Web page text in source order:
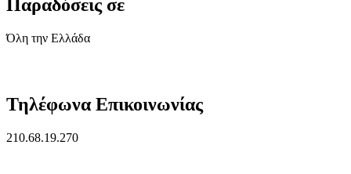
Παραδόσεις σε
Όλη την Ελλάδα
Τηλέφωνα Επικοινωνίας
210.68.19.270